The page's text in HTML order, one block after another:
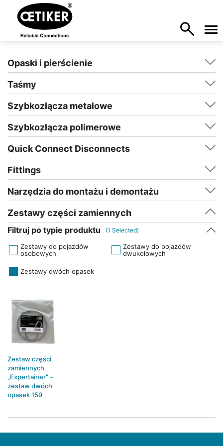
Opaski i pierścienie
Taśmy
Szybkozłącza metalowe
Szybkozłącza polimerowe
Quick Connect Disconnects
Fittings
Narzędzia do montażu i demontażu
Zestawy części zamiennych
Filtruj po typie produktu (1 Selected)
Zestawy do pojazdów
osobowych
Zestawy do pojazdów
dwukołowych
Zestawy dwóch opasek
Zestaw części
zamiennych
„Expertainer” –
zestaw dwóch
opasek 159